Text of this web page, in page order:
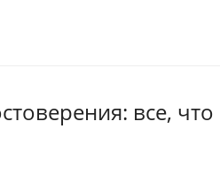
все,